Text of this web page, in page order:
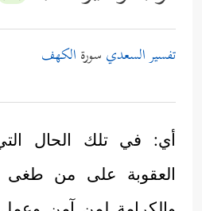
تفسير السعدي سورة الكهف
أي: في تلك الحال
العقوبة على من طغى